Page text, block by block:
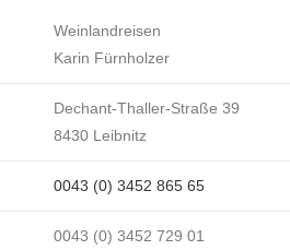
Weinlandreisen
Karin Fürnholzer
Dechant-Thaller-Straße 39
8430 Leibnitz
0043 (0) 3452 865 65
0043 (0) 3452 729 01